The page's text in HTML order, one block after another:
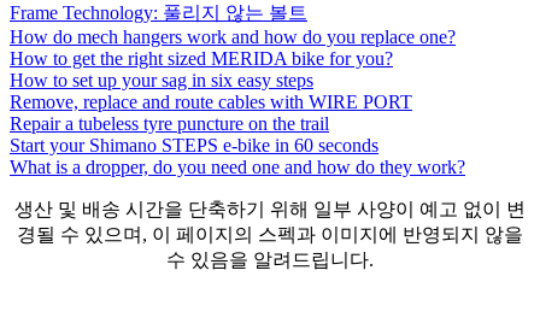
Frame Technology: 풀리지 않는 볼트
How do mech hangers work and how do you replace one?
How to get the right sized MERIDA bike for you?
How to set up your sag in six easy steps
Remove, replace and route cables with WIRE PORT
Repair a tubeless tyre puncture on the trail
Start your Shimano STEPS e-bike in 60 seconds
What is a dropper, do you need one and how do they work?
생산 및 배송 시간을 단축하기 위해 일부 사양이 예고 없이 변
경될 수 있으며, 이 페이지의 스펙과 이미지에 반영되지 않을
수 있음을 알려드립니다.